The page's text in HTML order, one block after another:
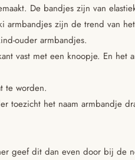
De bandjes zijn van
armbandjes zijn de trend van
ouder armbandjes.
vast met een knoopje. En het
te worden.
toezicht het naam armbandje
geef dit dan even door bij de